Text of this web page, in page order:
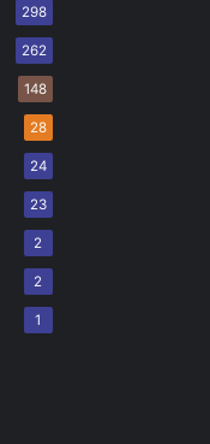
298
262
148
28
24
23
2
2
1